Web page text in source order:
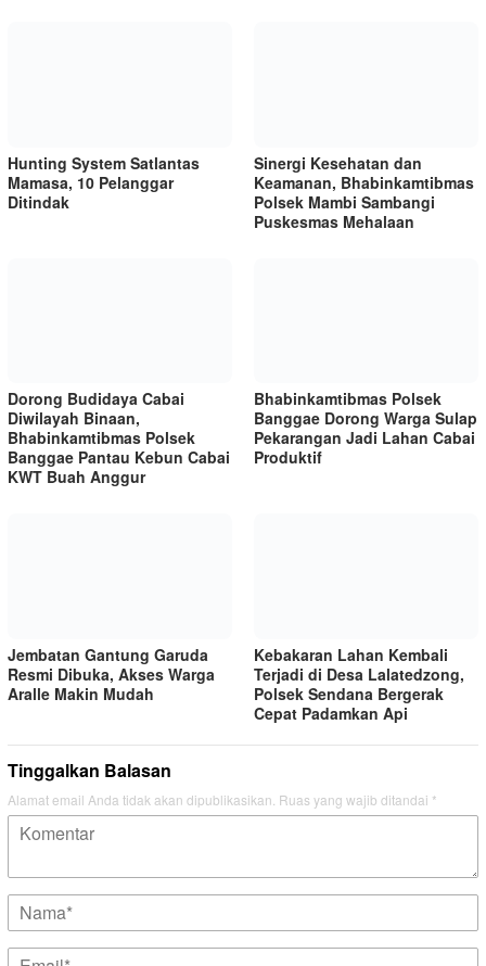
Hunting System Satlantas
Mamasa, 10 Pelanggar
Ditindak
Sinergi Kesehatan dan
Keamanan, Bhabinkamtibmas
Polsek Mambi Sambangi
Puskesmas Mehalaan
Dorong Budidaya Cabai
Diwilayah Binaan,
Bhabinkamtibmas Polsek
Banggae Pantau Kebun Cabai
KWT Buah Anggur
Bhabinkamtibmas Polsek
Banggae Dorong Warga Sulap
Pekarangan Jadi Lahan Cabai
Produktif
Jembatan Gantung Garuda
Resmi Dibuka, Akses Warga
Aralle Makin Mudah
Kebakaran Lahan Kembali
Terjadi di Desa Lalatedzong,
Polsek Sendana Bergerak
Cepat Padamkan Api
Tinggalkan Balasan
Alamat email Anda tidak akan dipublikasikan. Ruas yang wajib ditandai *